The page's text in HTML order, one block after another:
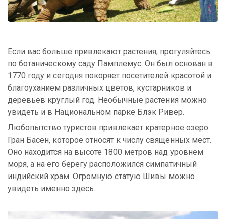
Если вас больше привлекают растения, прогуляйтесь
по ботаническому саду Памплемус. Он был основан в
1770 году и сегодня покоряет посетителей красотой и
благоуханием различных цветов, кустарников и
деревьев круглый год. Необычные растения можно
увидеть и в Национальном парке Блэк Ривер.
Любопытство туристов привлекает кратерное озеро
Гран Басен, которое относят к числу священных мест.
Оно находится на высоте 1800 метров над уровнем
моря, а на его берегу расположился симпатичный
индийский храм. Огромную статую Шивы можно
увидеть именно здесь.